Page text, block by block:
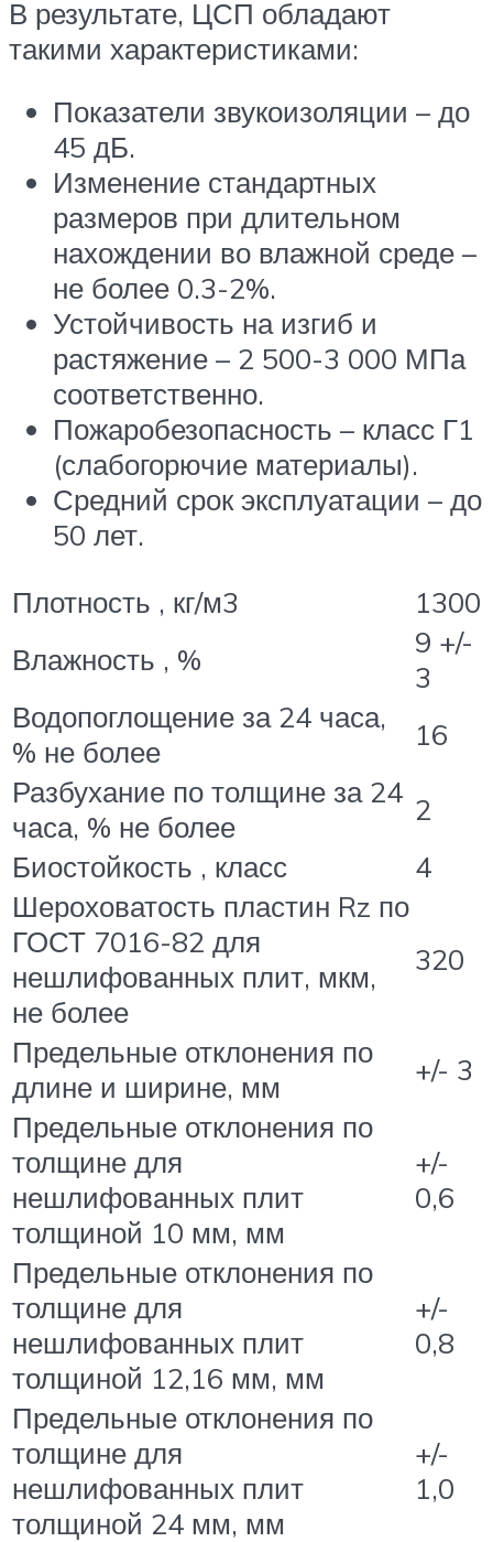
В результате, ЦСП обладают
такими характеристиками:
Показатели звукоизоляции – до
45 дБ.
Изменение стандартных
размеров при длительном
нахождении во влажной среде –
не более 0.3-2%.
Устойчивость на изгиб и
растяжение – 2 500-3 000 МПа
соответственно.
Пожаробезопасность – класс Г1
(слабогорючие материалы).
Средний срок эксплуатации – до
50 лет.
Плотность , кг/м3
1300
Влажность , %
9 +/-
3
Водопоглощение за 24 часа,
% не более
16
Разбухание по толщине за 24
часа, % не более
2
Биостойкость , класс
4
Шероховатость пластин Rz по
ГОСТ 7016-82 для
нешлифованных плит, мкм,
не более
320
Предельные отклонения по
длине и ширине, мм
+/- 3
Предельные отклонения по
толщине для
нешлифованных плит
толщиной 10 мм, мм
+/-
0,6
Предельные отклонения по
толщине для
нешлифованных плит
толщиной 12,16 мм, мм
+/-
0,8
Предельные отклонения по
толщине для
нешлифованных плит
толщиной 24 мм, мм
+/-
1,0